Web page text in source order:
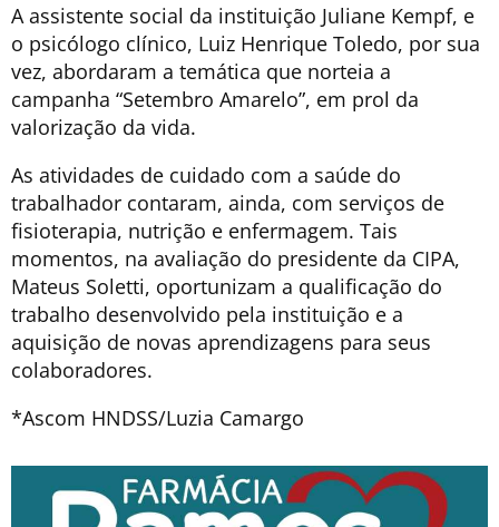
A assistente social da instituição Juliane Kempf, e
o psicólogo clínico, Luiz Henrique Toledo, por sua
vez, abordaram a temática que norteia a
campanha “Setembro Amarelo”, em prol da
valorização da vida.
As atividades de cuidado com a saúde do
trabalhador contaram, ainda, com serviços de
fisioterapia, nutrição e enfermagem. Tais
momentos, na avaliação do presidente da CIPA,
Mateus Soletti, oportunizam a qualificação do
trabalho desenvolvido pela instituição e a
aquisição de novas aprendizagens para seus
colaboradores.
*Ascom HNDSS/Luzia Camargo